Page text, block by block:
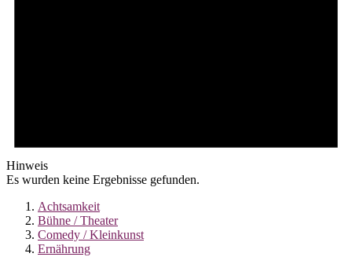
Hinweis
Es wurden keine Ergebnisse gefunden.
Achtsamkeit
Bühne / Theater
Comedy / Kleinkunst
Ernährung